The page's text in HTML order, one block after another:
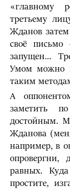
«главному
третьему
Жданов
своё
запущен…
Умом можно
таким
А
заметить
достойным.
Жданова
например, в
опровергни,
равных.
простите,